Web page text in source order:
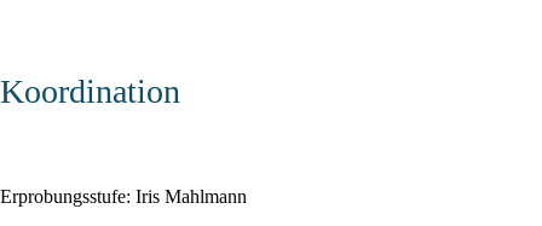
Koordination
Erprobungsstufe: Iris Mahlmann